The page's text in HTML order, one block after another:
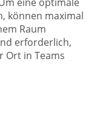
können maximal
Raum
erforderlich,
Ort in Teams